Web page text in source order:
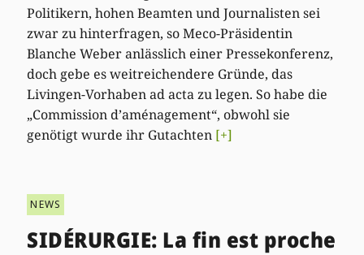
Politikern, hohen Beamten und Journalisten sei
zwar zu hinterfragen, so Meco-Präsidentin
Blanche Weber anlässlich einer Pressekonferenz,
doch gebe es weitreichendere Gründe, das
Livingen-Vorhaben ad acta zu legen. So habe die
„Commission d’aménagement“, obwohl sie
genötigt wurde ihr Gutachten [+]
NEWS
SIDÉRURGIE: La fin est proche